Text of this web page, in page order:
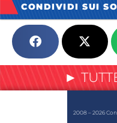
CONDIVIDI SUI
►
2008 – 2026